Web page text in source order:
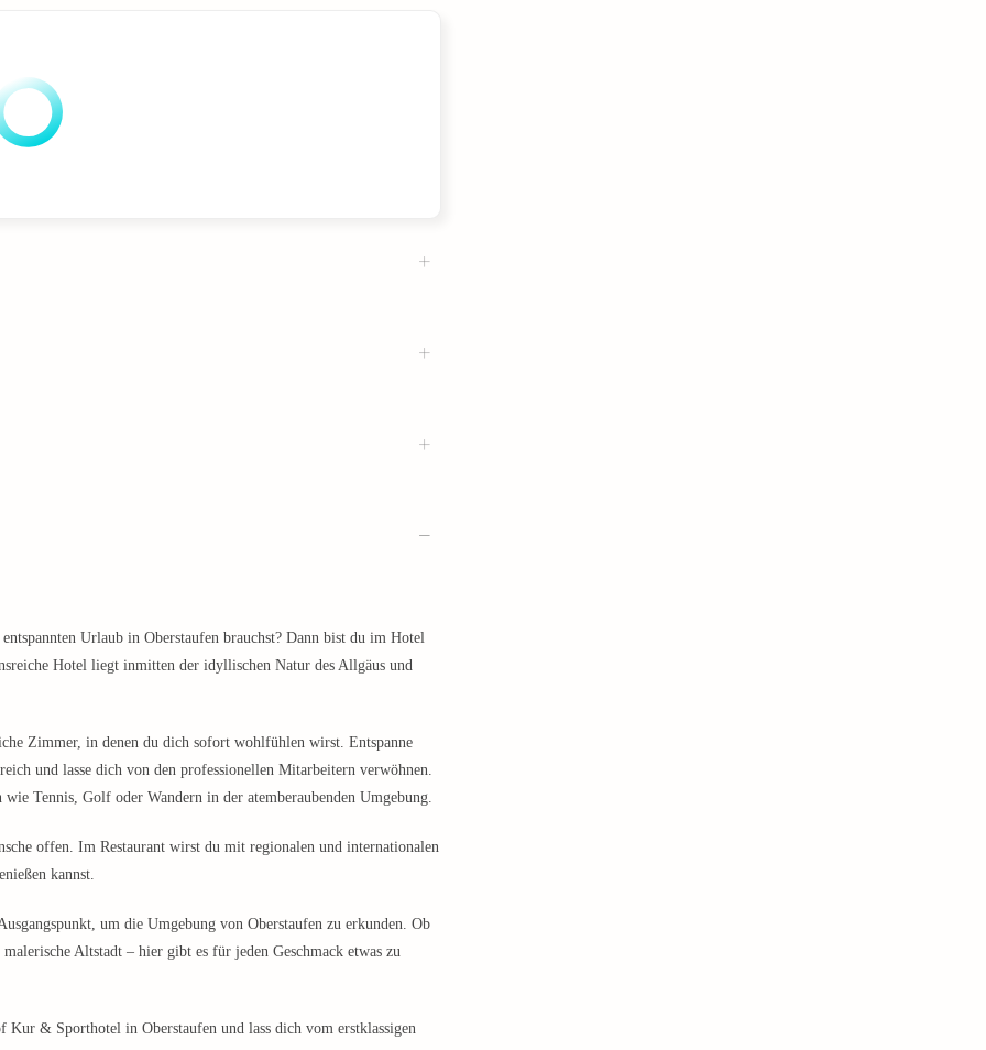
Urlaub in Oberstaufen brauchst? Dann bist du im Hotel
Hotel liegt inmitten der idyllischen Natur des Allgäus und
Zimmer, in denen du dich sofort wohlfühlen wirst. Entspanne
und lasse dich von den professionellen Mitarbeitern verwöhnen.
Tennis, Golf oder Wandern in der atemberaubenden Umgebung.
offen. Im Restaurant wirst du mit regionalen und internationalen
kannst.
um die Umgebung von Oberstaufen zu erkunden. Ob
Altstadt – hier gibt es für jeden Geschmack etwas zu
& Sporthotel in Oberstaufen und lass dich vom erstklassigen